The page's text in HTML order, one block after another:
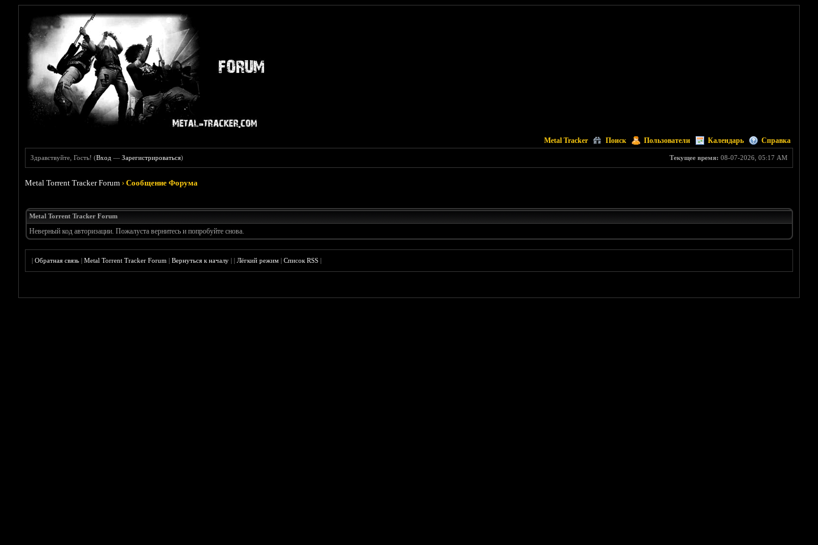
Metal Tracker Поиск Пользователи Календарь Справка
Текущее время: 08-07-2026, 05:17 AM
Здравствуйте, Гость! (Вход —Зарегистрироваться)
Metal Torrent Tracker Forum ›Сообщение Форума
Metal Torrent Tracker Forum
Неверный код авторизации. Пожалуста вернитесь и попробуйте снова.
|Обратная связь |Metal Torrent Tracker Forum |Вернуться к началу ||Лёгкий режим |Список RSS |